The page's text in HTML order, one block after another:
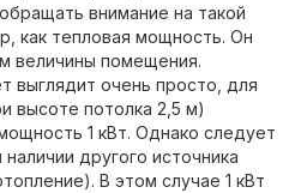
внимание на такой
как тепловая мощность. Он
величины помещения.
выглядит очень просто, для
высоте потолка 2,5 м)
1 кВт. Однако следует
другого источника
В этом случае 1 кВт